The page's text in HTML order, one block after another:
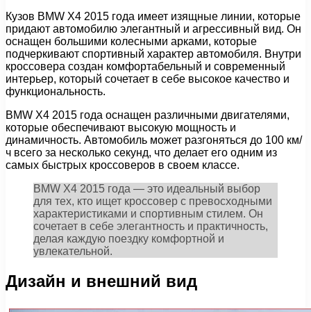
Кузов BMW X4 2015 года имеет изящные линии, которые
придают автомобилю элегантный и агрессивный вид. Он
оснащен большими колесными арками, которые
подчеркивают спортивный характер автомобиля. Внутри
кроссовера создан комфортабельный и современный
интерьер, который сочетает в себе высокое качество и
функциональность.
BMW X4 2015 года оснащен различными двигателями,
которые обеспечивают высокую мощность и
динамичность. Автомобиль может разгоняться до 100 км/
ч всего за несколько секунд, что делает его одним из
самых быстрых кроссоверов в своем классе.
BMW X4 2015 года — это идеальный выбор
для тех, кто ищет кроссовер с превосходными
характеристиками и спортивным стилем. Он
сочетает в себе элегантность и практичность,
делая каждую поездку комфортной и
увлекательной.
Дизайн и внешний вид